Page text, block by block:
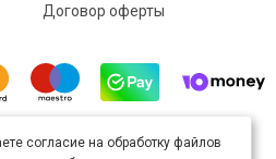
Договор оферты
доступно полицензии Creative
согласие на обработку файлов